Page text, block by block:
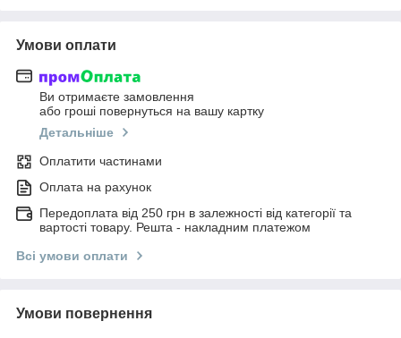
Умови оплати
Ви отримаєте замовлення
або гроші повернуться на вашу картку
Детальніше
Оплатити частинами
Оплата на рахунок
Передоплата від 250 грн в залежності від категорії та
вартості товару. Решта - накладним платежом
Всі умови оплати
Умови повернення